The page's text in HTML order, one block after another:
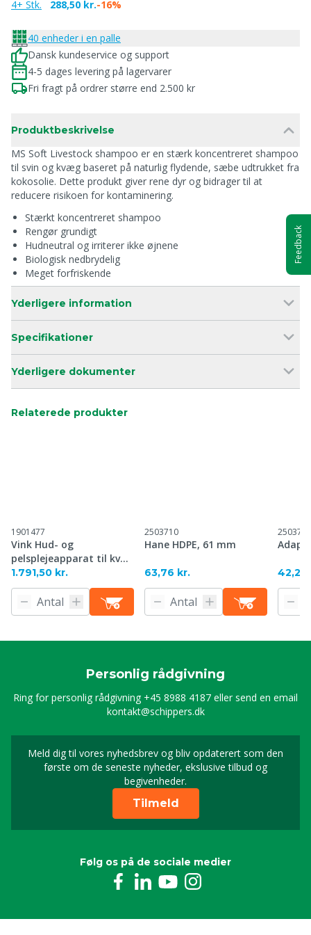
4+ Stk. 288,50 kr.-16%
40 enheder i en palle
Dansk kundeservice og support
4-5 dages levering på lagervarer
Fri fragt på ordrer større end 2.500 kr
Produktbeskrivelse
MS Soft Livestock shampoo er en stærk koncentreret shampoo
til svin og kvæg baseret på naturlig flydende, sæbe udtrukket fra
kokosolie. Dette produkt giver rene dyr og bidrager til at
reducere risikoen for kontaminering.
Stærkt koncentreret shampoo
Rengør grundigt
Hudneutral og irriterer ikke øjnene
Biologisk nedbrydelig
Meget forfriskende
Yderligere information
Specifikationer
Yderligere dokumenter
Relaterede produkter
1901477
Vink Hud- og
pelsplejeapparat til kvæg
(med børstefunktion)
1.791,50 kr.
2503710
Hane HDPE, 61 mm
63,76 kr.
2503752
42,21
Personlig rådgivning
Ring for personlig rådgivning +45 8988 4187 eller send en email
kontakt@schippers.dk
Meld dig til vores nyhedsbrev og bliv opdaterert som den
første om de seneste nyheder, ekslusive tilbud og
begivenheder.
Timeld dig vores
Tilmeld
Følg os på de sociale medier
Feedback